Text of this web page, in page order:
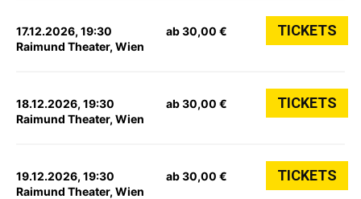
17.12.2026, 19:30
Raimund Theater, Wien
ab 30,00 € TICKETS
18.12.2026, 19:30
Raimund Theater, Wien
ab 30,00 € TICKETS
19.12.2026, 19:30
Raimund Theater, Wien
ab 30,00 € TICKETS